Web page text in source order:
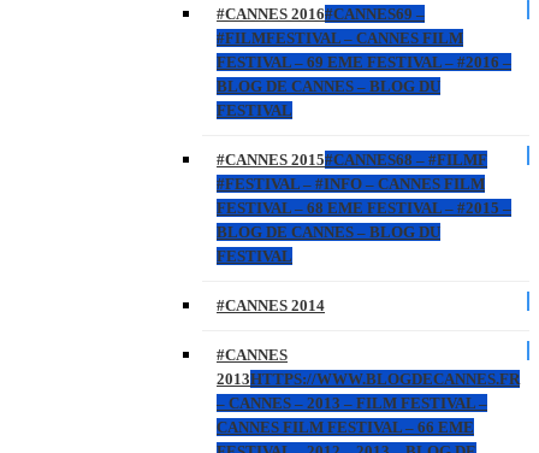
#CANNES 2016#CANNES69 –
#FILMFESTIVAL – CANNES FILM
FESTIVAL – 69 EME FESTIVAL – #2016 –
BLOG DE CANNES – BLOG DU
FESTIVAL
#CANNES 2015#CANNES68 – #FILMF
#FESTIVAL – #INFO – CANNES FILM
FESTIVAL – 68 EME FESTIVAL – #2015 –
BLOG DE CANNES – BLOG DU
FESTIVAL
#CANNES 2014
#CANNES
2013HTTPS://WWW.BLOGDECANNES.FR
– CANNES – 2013 – FILM FESTIVAL –
CANNES FILM FESTIVAL – 66 EME